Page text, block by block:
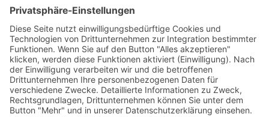
Weitere Gründungsmitglieder: BMW
Foundation, Generali Deutschland AG,
Herbert Quandt-Stiftung.